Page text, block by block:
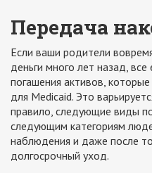
Передача
Если ваши родители
деньги много лет назад,
погашения активов,
для Medicaid. Это
правило, следующие виды
следующим категориям
наблюдения и даже после
долгосрочный уход.